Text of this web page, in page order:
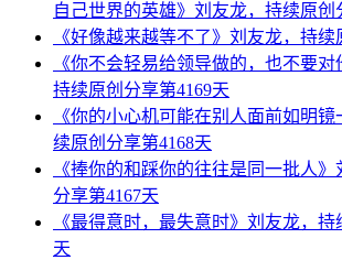
自己世界的英雄》刘友龙，持续原创
《好像越来越等不了》刘友龙，持续
《你不会轻易给领导做的，也不要对
持续原创分享第4169天
《你的小心机可能在别人面前如明
续原创分享第4168天
《捧你的和踩你的往往是同一批人》
分享第4167天
《最得意时，最失意时》刘友龙，持
天